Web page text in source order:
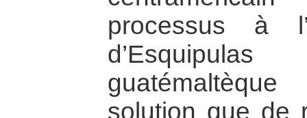
processus à
solution que de